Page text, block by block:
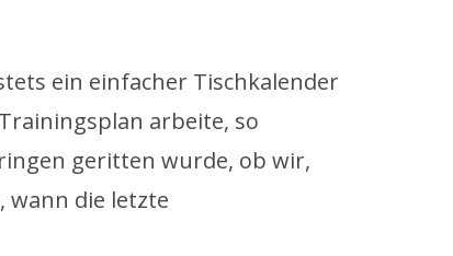
ein einfacher Tischkalender
arbeite, so
geritten wurde, ob wir,
wann die letzte